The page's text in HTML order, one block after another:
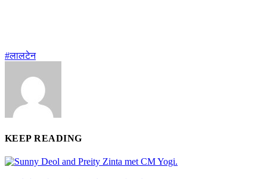
#लालटेन
KEEP READING